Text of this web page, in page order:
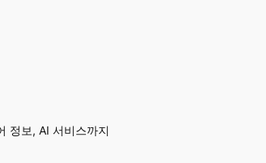
정보, AI 서비스까지